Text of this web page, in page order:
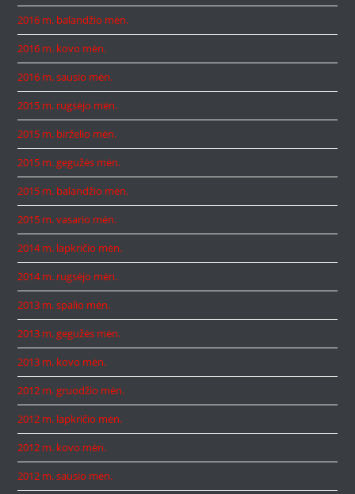
2016 m. balandžio mėn.
2016 m. kovo mėn.
2016 m. sausio mėn.
2015 m. rugsėjo mėn.
2015 m. birželio mėn.
2015 m. gegužės mėn.
2015 m. balandžio mėn.
2015 m. vasario mėn.
2014 m. lapkričio mėn.
2014 m. rugsėjo mėn.
2013 m. spalio mėn.
2013 m. gegužės mėn.
2013 m. kovo mėn.
2012 m. gruodžio mėn.
2012 m. lapkričio mėn.
2012 m. kovo mėn.
2012 m. sausio mėn.